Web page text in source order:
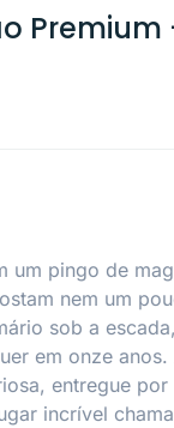
Premium
um pingo de
nem um
sob a
em onze anos.
entregue por
incrível